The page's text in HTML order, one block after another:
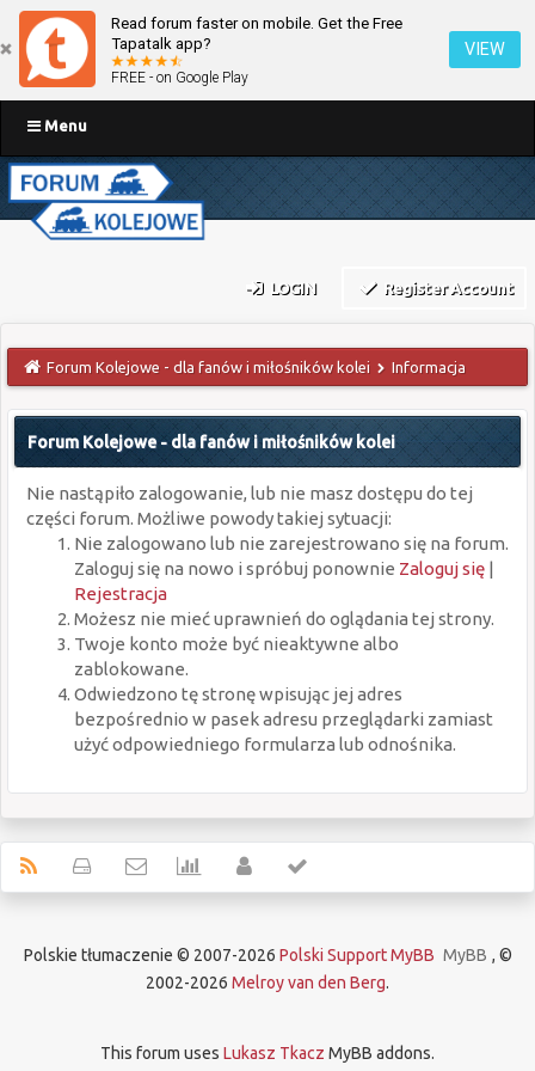
Read forum faster on mobile. Get the Free
Tapatalk app?
FREE - on Google Play
VIEW
Menu
LOGIN Register Account
Forum Kolejowe - dla fanów i miłośników kolei Informacja
Forum Kolejowe - dla fanów i miłośników kolei
Nie nastąpiło zalogowanie, lub nie masz dostępu do tej
części forum. Możliwe powody takiej sytuacji:
Nie zalogowano lub nie zarejestrowano się na forum.
Zaloguj się na nowo i spróbuj ponownie Zaloguj się |
Rejestracja
Możesz nie mieć uprawnień do oglądania tej strony.
Twoje konto może być nieaktywne albo
zablokowane.
Odwiedzono tę stronę wpisując jej adres
bezpośrednio w pasek adresu przeglądarki zamiast
użyć odpowiedniego formularza lub odnośnika.
Polskie tłumaczenie © 2007-2026 Polski Support MyBB MyBB , ©
2002-2026 Melroy van den Berg.
This forum uses Lukasz Tkacz MyBB addons.